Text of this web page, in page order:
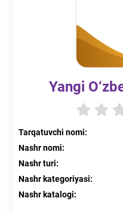
Yangi
Tarqatuvchi nomi:
Nashr nomi:
Nashr turi:
Nashr kategoriyasi:
Nashr katalogi: